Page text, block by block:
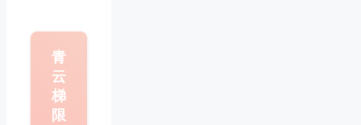
青
云
梯
限